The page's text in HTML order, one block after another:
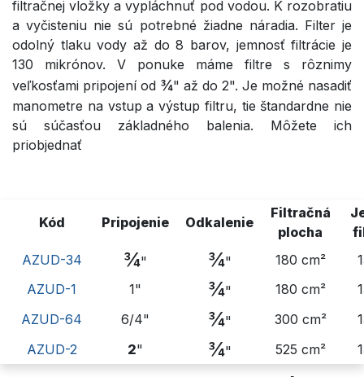
filtračnej vložky a vypláchnuť pod vodou. K rozobratiu
a vyčisteniu nie sú potrebné žiadne náradia. Filter je
odolný tlaku vody až do 8 barov, jemnosť filtrácie je
130 mikrónov. V ponuke máme filtre s rôznimy
veľkosťami pripojení od ¾" až do 2". Je možné nasadiť
manometre na vstup a výstup filtru, tie štandardne nie
sú súčasťou základného balenia. Môžete ich
priobjednať
Kód Pripojenie Odkalenie
Filtračná
plocha
AZUD-34
¾" ¾" 180 cm²
AZUD-1
1" ¾" 180 cm²
AZUD-64
6/4" ¾" 300 cm²
AZUD-2
2" ¾" 525 cm²